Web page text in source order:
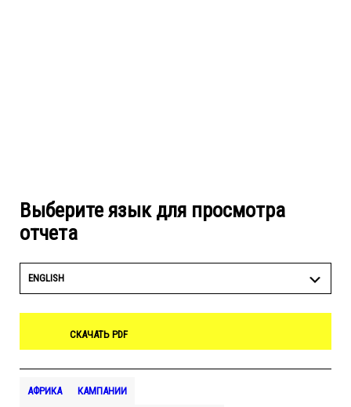
Выберите язык для просмотра
отчета
ENGLISH
СКАЧАТЬ PDF
АФРИКА КАМПАНИИ